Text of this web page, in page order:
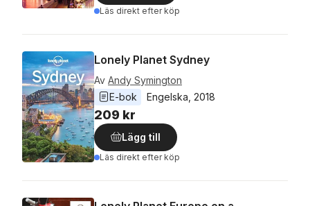
Läs direkt efter köp
Lonely Planet Sydney
Av Andy Symington
E-bok
Engelska 2018
209 kr
Lägg till
Läs direkt efter köp